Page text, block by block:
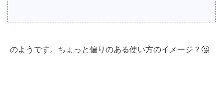
のようです。ちょっと偏りのある使い方のイメージ？🤔